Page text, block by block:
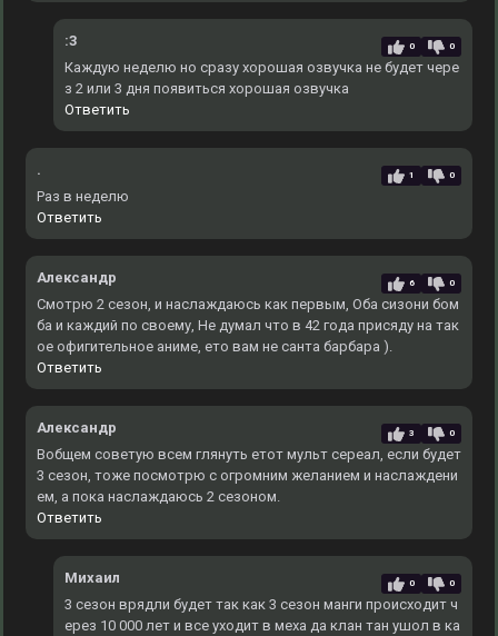
:3 0 0
Каждую неделю но сразу хорошая озвучка не будет чере
з 2 или 3 дня появиться хорошая озвучка
Ответить
. 1 0
Раз в неделю
Ответить
Александр 6 0
Смотрю 2 сезон, и наслаждаюсь как первым, Оба сизони бом
ба и каждий по своему, Не думал что в 42 года присяду на так
ое офигительное аниме, ето вам не санта барбара ).
Ответить
Александр 3 0
Вобщем советую всем глянуть етот мульт сереал, если будет
3 сезон, тоже посмотрю с огромним желанием и наслаждени
ем, а пока наслаждаюсь 2 сезоном.
Ответить
Михаил 0 0
3 сезон врядли будет так как 3 сезон манги происходит ч
ерез 10 000 лет и все уходит в меха да клан тан ушол в ка